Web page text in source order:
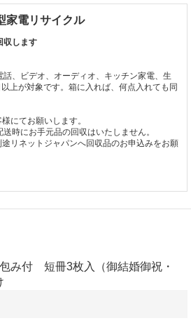
家電リサイクル
収します
話、ビデオ、オーディオ、キッチン家電、生
上が対象です。箱に入れば、何点入れても同
にてお願いします。
時にお手元品の回収はいたしません。
リネットジャパンへ回収品のお申込みをお願
付 短冊3枚入（御結婚御祝・